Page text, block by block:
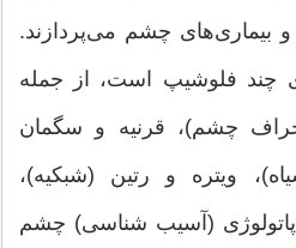
بیماری‌های چشم می‌پردازند.
چند فلوشیپ است، از جمله
چشم)، قرنیه و سگمان
ویتره و رتین (شبکیه)،
(آسیب شناسی) چشم